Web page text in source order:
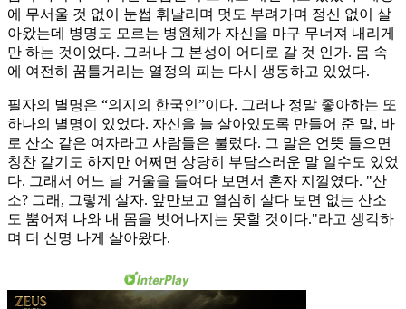
에 무서울 것 없이 눈썹 휘날리며 멋도 부려가며 정신 없이 살
아왔는데 병명도 모르는 병원체가 자신을 마구 무너져 내리게
만 하는 것이었다. 그러나 그 본성이 어디로 갈 것 인가. 몸 속
에 여전히 꿈틀거리는 열정의 피는 다시 생동하고 있었다.
필자의 별명은 “의지의 한국인”이다. 그러나 정말 좋아하는 또
하나의 별명이 있었다. 자신을 늘 살아있도록 만들어 준 말, 바
로 산소 같은 여자라고 사람들은 불렀다. 그 말은 언뜻 들으면
칭찬 같기도 하지만 어쩌면 상당히 부담스러운 말 일수도 있었
다. 그래서 어느 날 거울을 들여다 보면서 혼자 지껄였다. "산
소? 그래, 그렇게 살자. 앞만보고 열심히 살다 보면 없는 산소
도 뿜어져 나와 내 몸을 벗어나지는 못할 것이다."라고 생각하
며 더 신명 나게 살아왔다.